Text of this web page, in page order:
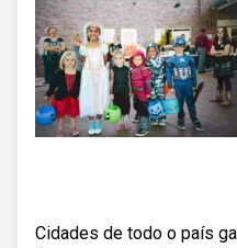
Cidades de todo o país